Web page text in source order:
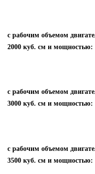
с рабочим объемом
2000 куб. см и мощностью:
с рабочим объемом
3000 куб. см и мощностью:
с рабочим объемом
3500 куб. см и мощностью: